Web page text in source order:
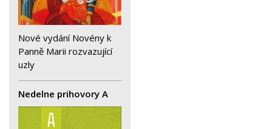
Nové vydání Novény k
Panně Marii rozvazující
uzly
Nedelne prihovory A